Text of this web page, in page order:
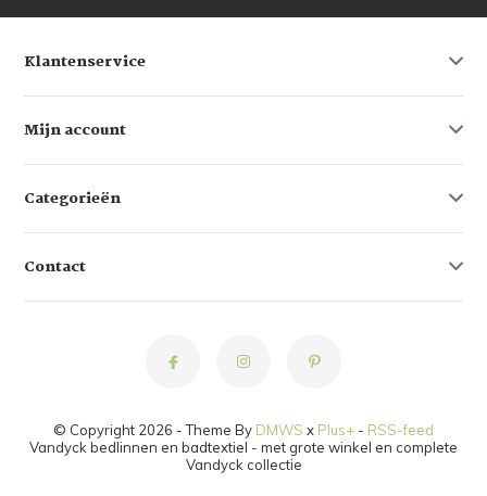
Klantenservice
Mijn account
Categorieën
Contact
© Copyright 2026 - Theme By DMWS x Plus+ - RSS-feed
Vandyck bedlinnen en badtextiel - met grote winkel en complete
Vandyck collectie